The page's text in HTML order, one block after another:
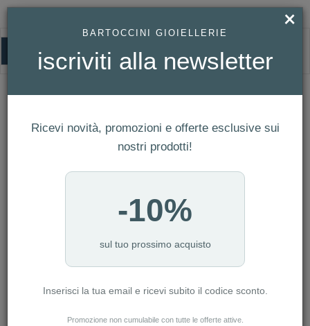
HOMEPAGE CONQUEST REF. L3.430.4.72.6
CONQUEST Ref. L3.430.4.72.6
×
BARTOCCINI GIOIELLERIE
iscriviti alla newsletter
Ricevi novità, promozioni e offerte esclusive sui
nostri prodotti!
-10%
sul tuo prossimo acquisto
Inserisci la tua email e ricevi subito il codice sconto.
Promozione non cumulabile con tutte le offerte attive.